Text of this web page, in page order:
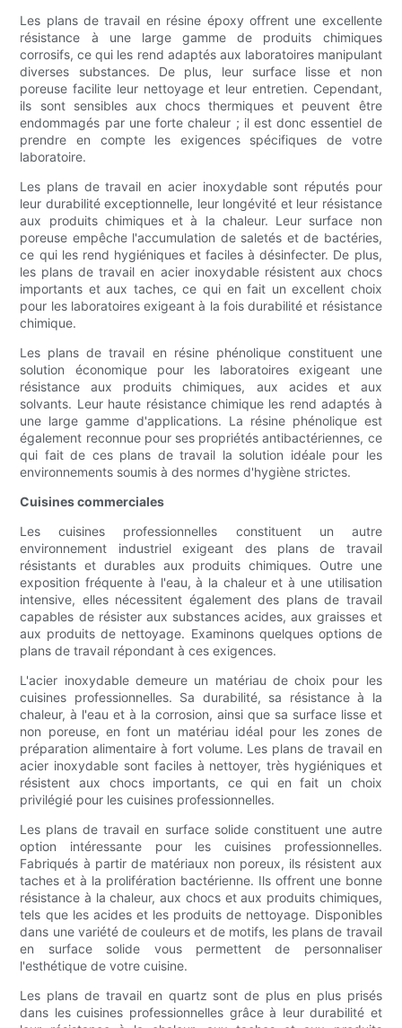
Les plans de travail en résine époxy offrent une excellente
résistance à une large gamme de produits chimiques
corrosifs, ce qui les rend adaptés aux laboratoires manipulant
diverses substances. De plus, leur surface lisse et non
poreuse facilite leur nettoyage et leur entretien. Cependant,
ils sont sensibles aux chocs thermiques et peuvent être
endommagés par une forte chaleur ; il est donc essentiel de
prendre en compte les exigences spécifiques de votre
laboratoire.
Les plans de travail en acier inoxydable sont réputés pour
leur durabilité exceptionnelle, leur longévité et leur résistance
aux produits chimiques et à la chaleur. Leur surface non
poreuse empêche l'accumulation de saletés et de bactéries,
ce qui les rend hygiéniques et faciles à désinfecter. De plus,
les plans de travail en acier inoxydable résistent aux chocs
importants et aux taches, ce qui en fait un excellent choix
pour les laboratoires exigeant à la fois durabilité et résistance
chimique.
Les plans de travail en résine phénolique constituent une
solution économique pour les laboratoires exigeant une
résistance aux produits chimiques, aux acides et aux
solvants. Leur haute résistance chimique les rend adaptés à
une large gamme d'applications. La résine phénolique est
également reconnue pour ses propriétés antibactériennes, ce
qui fait de ces plans de travail la solution idéale pour les
environnements soumis à des normes d'hygiène strictes.
Cuisines commerciales
Les cuisines professionnelles constituent un autre
environnement industriel exigeant des plans de travail
résistants et durables aux produits chimiques. Outre une
exposition fréquente à l'eau, à la chaleur et à une utilisation
intensive, elles nécessitent également des plans de travail
capables de résister aux substances acides, aux graisses et
aux produits de nettoyage. Examinons quelques options de
plans de travail répondant à ces exigences.
L'acier inoxydable demeure un matériau de choix pour les
cuisines professionnelles. Sa durabilité, sa résistance à la
chaleur, à l'eau et à la corrosion, ainsi que sa surface lisse et
non poreuse, en font un matériau idéal pour les zones de
préparation alimentaire à fort volume. Les plans de travail en
acier inoxydable sont faciles à nettoyer, très hygiéniques et
résistent aux chocs importants, ce qui en fait un choix
privilégié pour les cuisines professionnelles.
Les plans de travail en surface solide constituent une autre
option intéressante pour les cuisines professionnelles.
Fabriqués à partir de matériaux non poreux, ils résistent aux
taches et à la prolifération bactérienne. Ils offrent une bonne
résistance à la chaleur, aux chocs et aux produits chimiques,
tels que les acides et les produits de nettoyage. Disponibles
dans une variété de couleurs et de motifs, les plans de travail
en surface solide vous permettent de personnaliser
l'esthétique de votre cuisine.
Les plans de travail en quartz sont de plus en plus prisés
dans les cuisines professionnelles grâce à leur durabilité et